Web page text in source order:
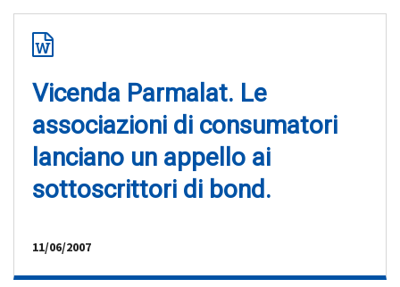
Vicenda Parmalat. Le
associazioni di consumatori
lanciano un appello ai
sottoscrittori di bond.
11/06/2007